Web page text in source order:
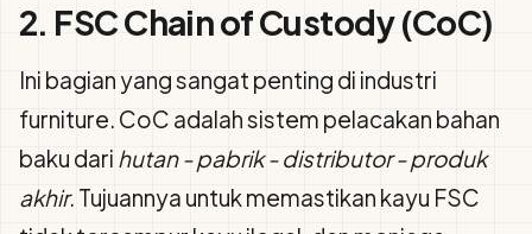
2. FSC Chain of Custody (CoC)
Ini bagian yang sangat penting di industri
furniture. CoC adalah sistem pelacakan bahan
baku dari hutan - pabrik - distributor - produk
akhir. Tujuannya untuk memastikan kayu FSC